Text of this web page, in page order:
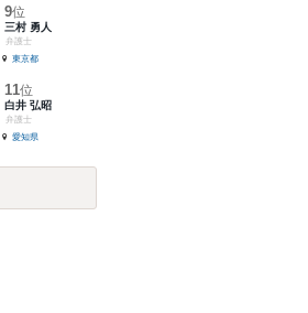
9位
三村 勇人
弁護士
東京都
11位
白井 弘昭
弁護士
愛知県